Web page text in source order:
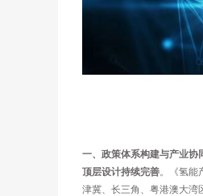
一、政策体系构建与产业协
顶层设计持续完善。《氢能
津冀、长三角、粤港澳大湾